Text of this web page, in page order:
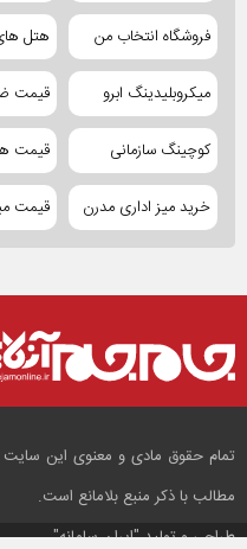
فروشگاه انتخاب من هتل
میکروبلیدینگ ابرو قیمت
کوچینگ سازمانی قیمت
خرید میز اداری مدرن قیمت
تمام حقوق مادی و معنوی این سایت
مطالب با ذکر منبع بلامانع است.
طراحی و تولید"ایران سامانه"